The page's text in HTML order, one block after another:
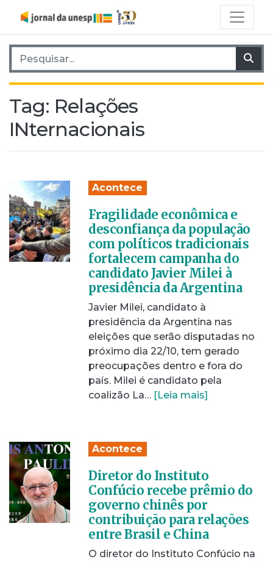
Pesquisar por:
Tag: Relações
INternacionais
Acontece
Fragilidade econômica e
desconfiança da população
com políticos tradicionais
fortalecem campanha do
candidato Javier Milei à
presidência da Argentina
Javier Milei, candidato à
presidência da Argentina nas
eleições que serão disputadas no
próximo dia 22/10, tem gerado
preocupações dentro e fora do
país. Milei é candidato pela
coalizão La… [Leia mais]
Acontece
Diretor do Instituto
Confúcio recebe prêmio do
governo chinês por
contribuição para relações
entre Brasil e China
O diretor do Instituto Confúcio na